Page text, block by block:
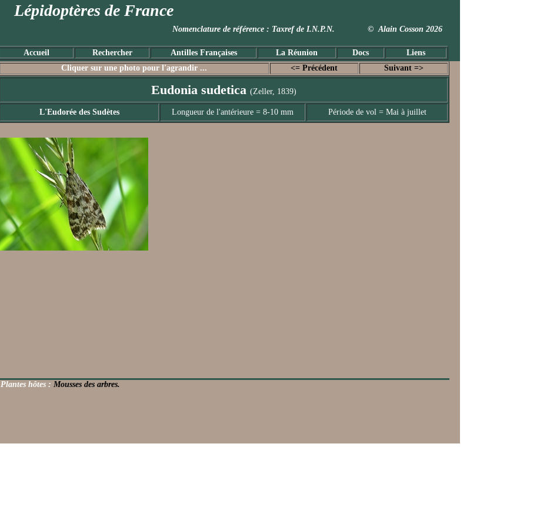
Lépidoptères de France
Nomenclature de référence : Taxref de I.N.P.N. © Alain Cosson 2026
Accueil Rechercher Antilles Françaises La Réunion Docs Liens
Cliquer sur une photo pour l'agrandir ... <= Précédent Suivant =>
Eudonia sudetica (Zeller, 1839)
L'Eudorée des Sudètes Longueur de l'antérieure = 8-10 mm Période de vol = Mai à juillet
Plantes hôtes : Mousses des arbres.